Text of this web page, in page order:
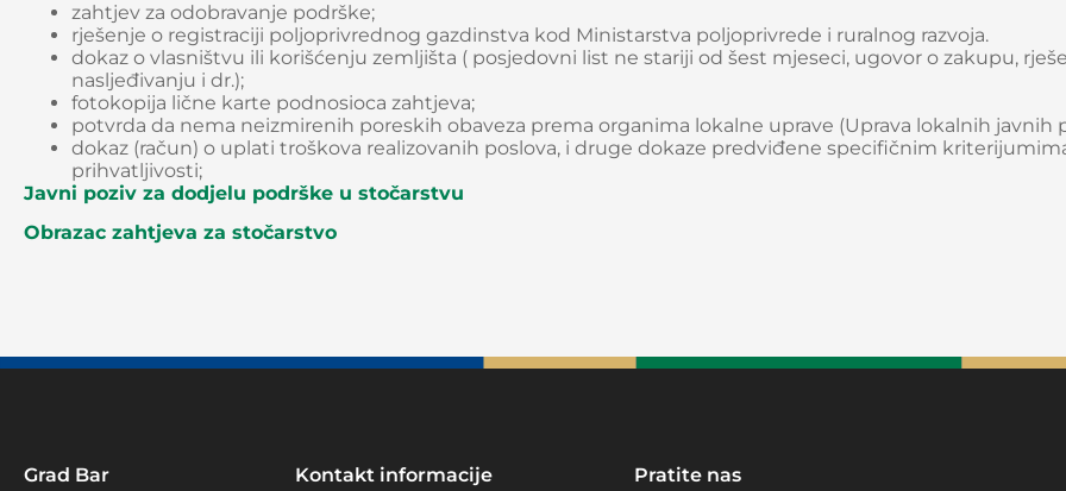
zahtjev za odobravanje podrške;
rješenje o registraciji poljoprivrednog gazdinstva kod Ministarstva poljoprivrede i ruralnog razvoja.
dokaz o vlasništvu ili korišćenju zemljišta ( posjedovni list ne stariji od šest mjeseci, ugovor o zakupu,
nasljeđivanju i dr.);
fotokopija lične karte podnosioca zahtjeva;
potvrda da nema neizmirenih poreskih obaveza prema organima lokalne uprave (Uprava lokalnih javnih
dokaz (račun) o uplati troškova realizovanih poslova, i druge dokaze predviđene specifičnim
prihvatljivosti;
Javni poziv za dodjelu podrške u stočarstvu
Obrazac zahtjeva za stočarstvo
Grad Bar Kontakt informacije Pratite nas